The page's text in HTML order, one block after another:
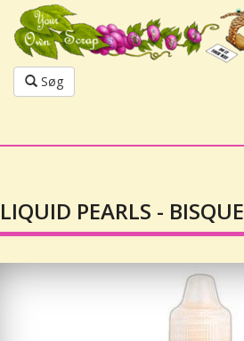
Søg
LIQUID PEARLS - BISQUE